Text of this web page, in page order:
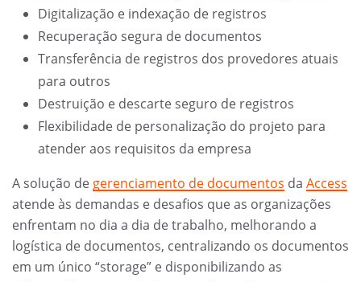
Digitalização e indexação de registros
Recuperação segura de documentos
Transferência de registros dos provedores atuais
para outros
Destruição e descarte seguro de registros
Flexibilidade de personalização do projeto para
atender aos requisitos da empresa
A solução de gerenciamento de documentos da Access
atende às demandas e desafios que as organizações
enfrentam no dia a dia de trabalho, melhorando a
logística de documentos, centralizando os documentos
em um único “storage” e disponibilizando as